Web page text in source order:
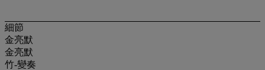
細節
金亮默
金亮默
竹-變奏